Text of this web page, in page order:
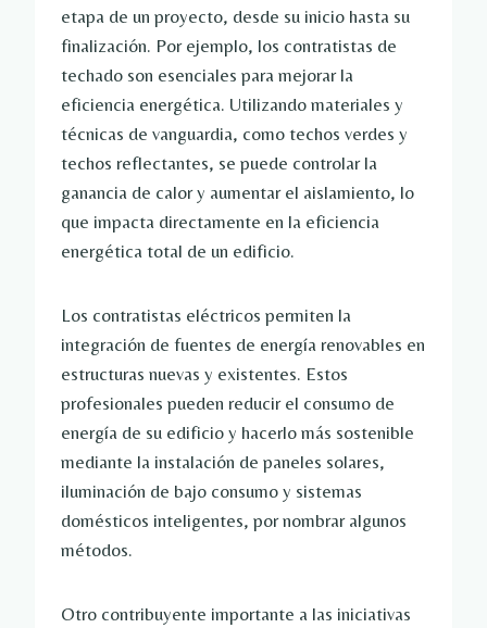
etapa de un proyecto, desde su inicio hasta su
finalización. Por ejemplo, los contratistas de
techado son esenciales para mejorar la
eficiencia energética. Utilizando materiales y
técnicas de vanguardia, como techos verdes y
techos reflectantes, se puede controlar la
ganancia de calor y aumentar el aislamiento, lo
que impacta directamente en la eficiencia
energética total de un edificio.
Los contratistas eléctricos permiten la
integración de fuentes de energía renovables en
estructuras nuevas y existentes. Estos
profesionales pueden reducir el consumo de
energía de su edificio y hacerlo más sostenible
mediante la instalación de paneles solares,
iluminación de bajo consumo y sistemas
domésticos inteligentes, por nombrar algunos
métodos.
Otro contribuyente importante a las iniciativas